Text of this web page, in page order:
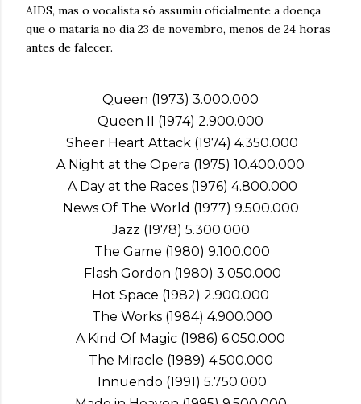
AIDS, mas o vocalista só assumiu oficialmente a doença
que o mataria no dia 23 de novembro, menos de 24 horas
antes de falecer.
Queen (1973) 3.000.000
Queen II (1974) 2.900.000
Sheer Heart Attack (1974) 4.350.000
A Night at the Opera (1975) 10.400.000
A Day at the Races (1976) 4.800.000
News Of The World (1977) 9.500.000
Jazz (1978) 5.300.000
The Game (1980) 9.100.000
Flash Gordon (1980) 3.050.000
Hot Space (1982) 2.900.000
The Works (1984) 4.900.000
A Kind Of Magic (1986) 6.050.000
The Miracle (1989) 4.500.000
Innuendo (1991) 5.750.000